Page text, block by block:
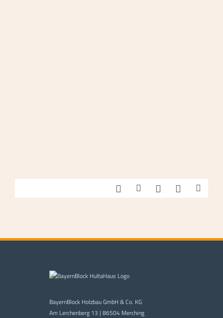
BayernBlock Holzbau GmbH & Co. KG
Am Lerchenberg 13 | 86504 Merching